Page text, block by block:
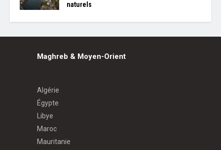
naturels
Maghreb & Moyen-Orient
Algérie
Égypte
Libye
Maroc
Mauritanie